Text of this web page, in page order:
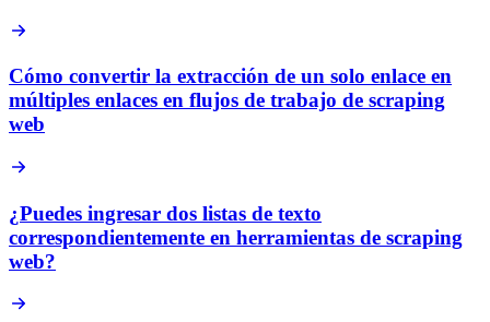
Cómo convertir la extracción de un solo enlace en
múltiples enlaces en flujos de trabajo de scraping
web
¿Puedes ingresar dos listas de texto
correspondientemente en herramientas de scraping
web?